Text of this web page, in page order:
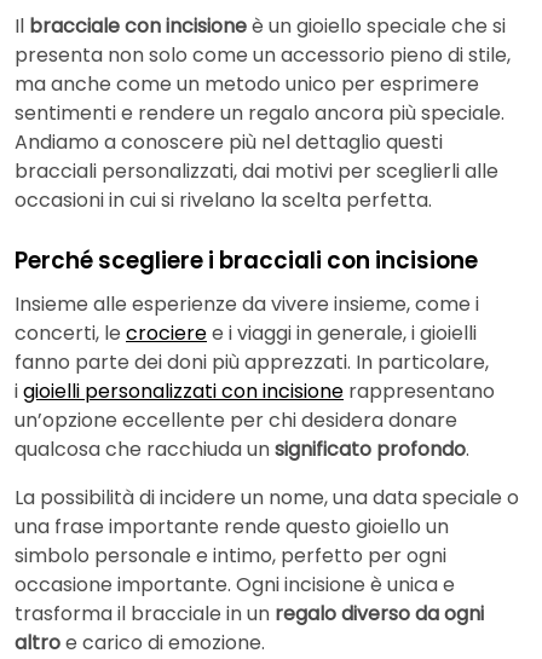
Il bracciale con incisioneè un gioiello speciale che si
presenta non solo come un accessorio pieno di stile,
ma anche come un metodo unico per esprimere
sentimenti e rendere un regalo ancora più speciale.
Andiamo a conoscere più nel dettaglio questi
bracciali personalizzati, dai motivi per sceglierli alle
occasioni in cui si rivelano la scelta perfetta.
Perché scegliere i bracciali con incisione
Insieme alle esperienze da vivere insieme, come i
concerti, le crocieree i viaggi in generale, i gioielli
fanno parte dei doni più apprezzati. In particolare,
igioielli personalizzati con incisione rappresentano
un’opzione eccellente per chi desidera donare
qualcosa che racchiuda unsignificato profondo.
La possibilità di incidere un nome, una data speciale o
una frase importante rende questo gioiello un
simbolo personale e intimo, perfetto per ogni
occasione importante. Ogni incisione è unica e
trasforma il bracciale in un regalo diverso da ogni
altroe carico di emozione.